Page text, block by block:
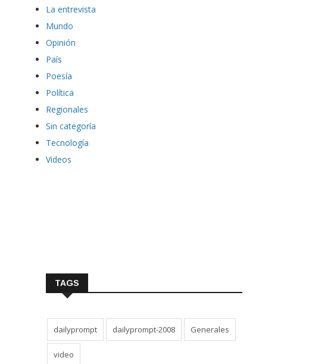
La entrevista
Mundo
Opinión
País
Poesía
Política
Regionales
Sin categoría
Tecnología
Videos
TAGS
dailyprompt dailyprompt-2008 Generales
video